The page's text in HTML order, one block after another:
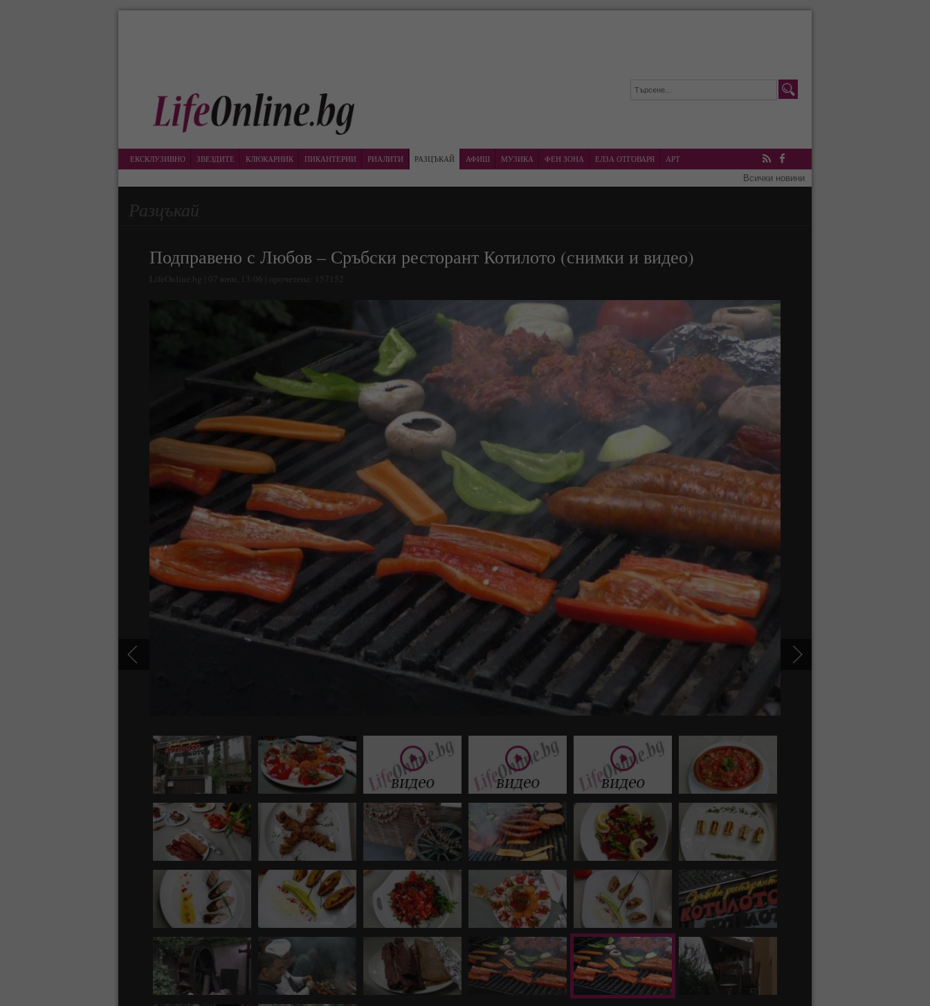
ЕКСКЛУЗИВНО ЗВЕЗДИТЕ КЛЮКАРНИК ПИКАНТЕРИИ РИАЛИТИ РАЗЦЪКАЙ АФИШ МУЗИКА ФЕН ЗОНА ЕЛЗА ОТГОВАРЯ
АРТ
RSS Facebook
Всички новини
Разцъкай
Подправено с Любов – Сръбски ресторант Котилото (снимки и видео)
LifeOnline.bg | 07 юни, 13:06 | прочетена: 157152